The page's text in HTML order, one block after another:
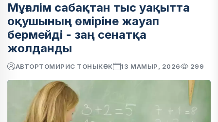
Мұғалім сабақтан тыс уақытта
оқушының өміріне жауап
бермейді - заң сенатқа
жолданды
АВТОРТОМИРИС ТОНЫКӨК 13 МАМЫР, 2026 299